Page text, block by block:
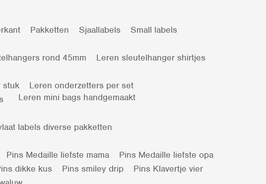
Pakketten Sjaallabels
Small labels
rond 45mm
Leren sleutelhanger shirtjes
stuk
Leren onderzetters per set
Leren mini bags handgemaakt
labels diverse pakketten
Pins Medaille liefste mama
Pins Medaille liefste opa
dikke kus Pins smiley drip
Pins Klavertje vier